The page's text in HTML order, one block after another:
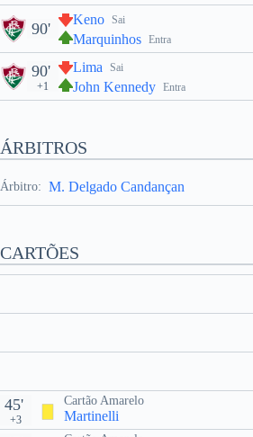
Sai
Keno
Entra
Marquinhos
90'
Sai
Lima
Entra
John Kennedy
90'
+1
ÁRBITROS
Árbitro: M. Delgado Candançan
CARTÕES
Cartão Amarelo
Martinelli
45'
+3